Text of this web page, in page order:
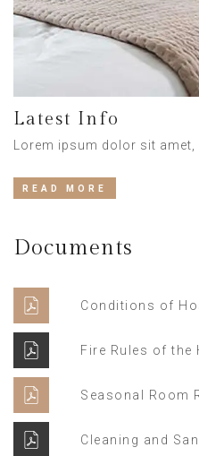
Latest Info
Lorem ipsum dolor sit
READ MORE
Documents
Conditions of
Fire Rules of the
Seasonal Room
Cleaning and